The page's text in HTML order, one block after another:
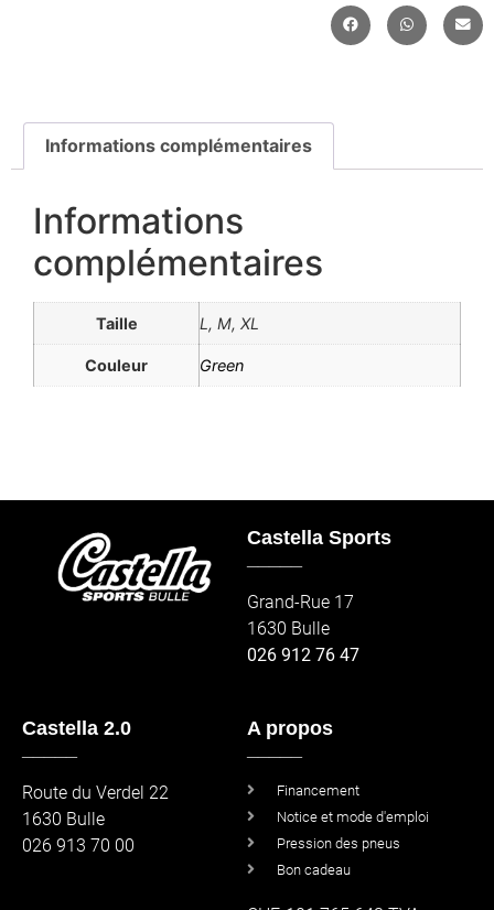
Informations complémentaires
Informations
complémentaires
Taille L, M, XL
Couleur Green
Castella Sports
Grand-Rue 17
1630 Bulle
026 912 76 47
Castella 2.0
Route du Verdel 22
1630 Bulle
026 913 70 00
A propos
Financement
Notice et mode d'emploi
Pression des pneus
Bon cadeau